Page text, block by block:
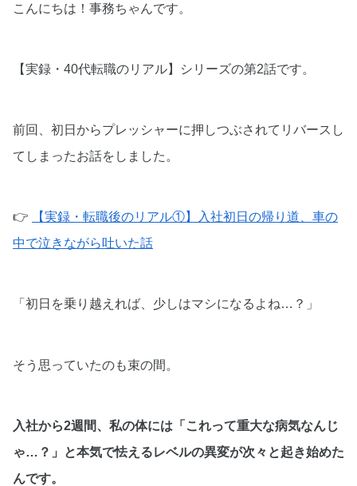
こんにちは！事務ちゃんです。
【実録・40代転職のリアル】シリーズの第2話です。
前回、初日からプレッシャーに押しつぶされてリバースし
てしまったお話をしました。
👉
【実録・転職後のリアル①】入社初日の帰り道、車の
中で泣きながら吐いた話
「初日を乗り越えれば、少しはマシになるよね…？」
そう思っていたのも束の間。
入社から2週間、私の体には「これって重大な病気なんじ
ゃ…？」と本気で怯えるレベルの異変が次々と起き始めた
んです。